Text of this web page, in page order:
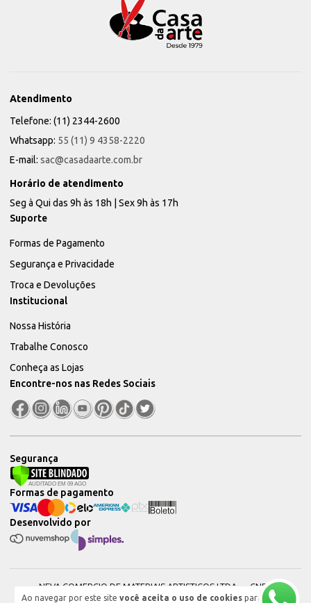
Ao navegar por este site você aceita o uso de cookies para
Atendimento
Telefone: (11) 2344-2600
Whatsapp: 55 (11) 9 4358-2220
E-mail: sac@casadaarte.com.br
Horário de atendimento
Seg à Qui das 9h às 18h | Sex 9h às 17h
Suporte
Formas de Pagamento
Segurança e Privacidade
Troca e Devoluções
Institucional
Nossa História
Trabalhe Conosco
Conheça as Lojas
Encontre-nos nas Redes Sociais
Segurança
Desenvolvido por
Formas de pagamento
NEVA COMERCIO DE MATERIAIS ARTISTICOS LTDA — CNPJ:
51604544000101 © 2026. Todos os direitos reservados.